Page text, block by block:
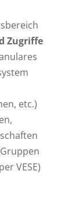
Zugriffe
etc.)
VESE)